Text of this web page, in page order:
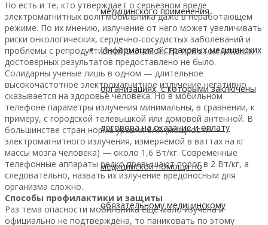
медицинского применения
Информация о страховых медицинских
организациях, с которыми заключены
договора на оказание и оплату
медицинской помощи по
обязательному медицинскому
Но есть и те, кто утверждает о серьезном вреде
электромагнитных волн мобильника даже в неработающем
режиме. По их мнению, излучение от него может увеличивать
риски онкологических, сердечно-сосудистых заболеваний и
проблемы с репродуктивной системой. Но при этом никаких
достоверных результатов предоставлено не было.
Солидарны ученые лишь в одном — длительное
высокочастотное электромагнитное излучение негативно
сказывается на здоровье человека. Но в мобильном
телефоне параметры излучения минимальны, в сравнении, к
примеру, с городской телевышкой или домовой антенной. В
большинстве стран норма уровня SAR (мощности
электромагнитного излучения, измеряемой в ваттах на кг
массы мозга человека) — около 1,6 Вт/кг. Современные
телефонные аппараты редко превышают порог в 2 Вт/кг, а
следовательно, назвать их излучение вредоносным для
организма сложно.
Способы профилактики и защиты
Раз тема опасности мобильника еще мало изучена и
официально не подтверждена, то паниковать по этому